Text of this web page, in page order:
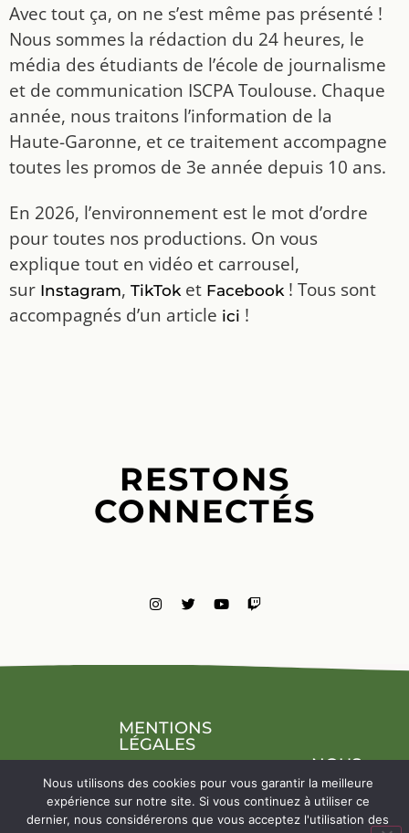
Avec tout ça, on ne s’est même pas présenté !
Nous sommes la rédaction du 24 heures, le
média des étudiants de l’école de journalisme
et de communication ISCPA Toulouse. Chaque
année, nous traitons l’information de la
Haute-Garonne, et ce traitement accompagne
toutes les promos de 3e année depuis 10 ans.
En 2026, l’environnement est le mot d’ordre
pour toutes nos productions. On vous
explique tout en vidéo et carrousel,
sur Instagram, TikToket Facebook! Tous sont
accompagnés d’un article ici !
RESTONS
CONNECTÉS
MENTIONS
LÉGALES
NOUS
Nous utilisons des cookies pour vous garantir la meilleure
expérience sur notre site. Si vous continuez à utiliser ce
dernier, nous considérerons que vous acceptez l'utilisation des